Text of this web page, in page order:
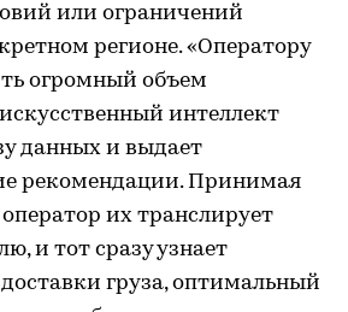
или ограничений
регионе. «Оператору
огромный объем
интеллект
данных и выдает
рекомендации. Принимая
оператор их транслирует
и тот сразу узнает
груза, оптимальный